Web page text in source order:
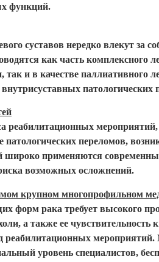
функций.
суставов нередко влекут за
как часть комплексного
так и в качестве
патологических
реабилитационных
патологических переломов,
широко применяются
возможных осложнений.
крупном многопрофильном
рака требует высокого
а также ее
реабилитационных
уровень специалистов,